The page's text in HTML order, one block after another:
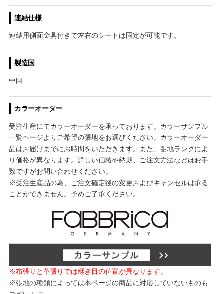
連結仕様
連結用側面金具付きで左右のシートは固定が可能です。
製造国
中国
カラーオーダー
受注生産にてカラーオーダーを承っております。カラーサンプル
一覧ページよりご希望の張地をお選びください。カラーオーダー
品はお届けまでにお時間をいただきます。また、張地ランクによ
り価格が異なります。詳しい価格や納期、ご注文方法などはお手
数ですがお問い合わせください。
※受注生産品の為、ご注文確定後の変更およびキャンセルは承る
ことができません。予めご了承ください。
※布張りと革張りでは継ぎ目の位置が異なります。
※張地の種類によっては本ページの商品に対応していないものも